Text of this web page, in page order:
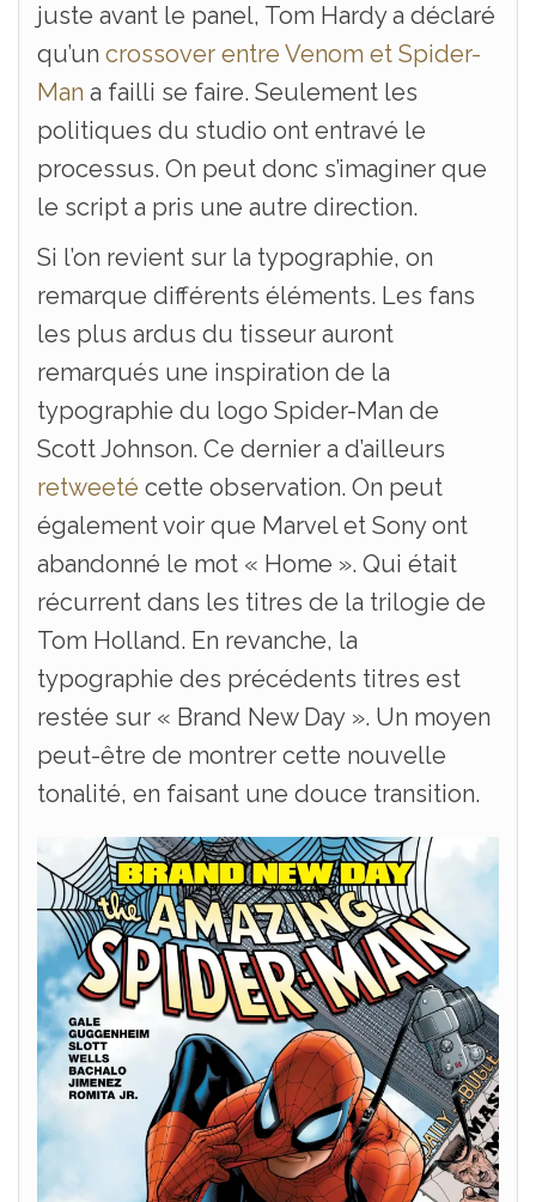
juste avant le panel, Tom Hardy a déclaré
qu’un crossover entre Venom et Spider-
Man a failli se faire. Seulement les
politiques du studio ont entravé le
processus. On peut donc s’imaginer que
le script a pris une autre direction.
Si l’on revient sur la typographie, on
remarque différents éléments. Les fans
les plus ardus du tisseur auront
remarqués une inspiration de la
typographie du logo Spider-Man de
Scott Johnson. Ce dernier a d’ailleurs
retweeté cette observation. On peut
également voir que Marvel et Sony ont
abandonné le mot « Home ». Qui était
récurrent dans les titres de la trilogie de
Tom Holland. En revanche, la
typographie des précédents titres est
restée sur « Brand New Day ». Un moyen
peut-être de montrer cette nouvelle
tonalité, en faisant une douce transition.